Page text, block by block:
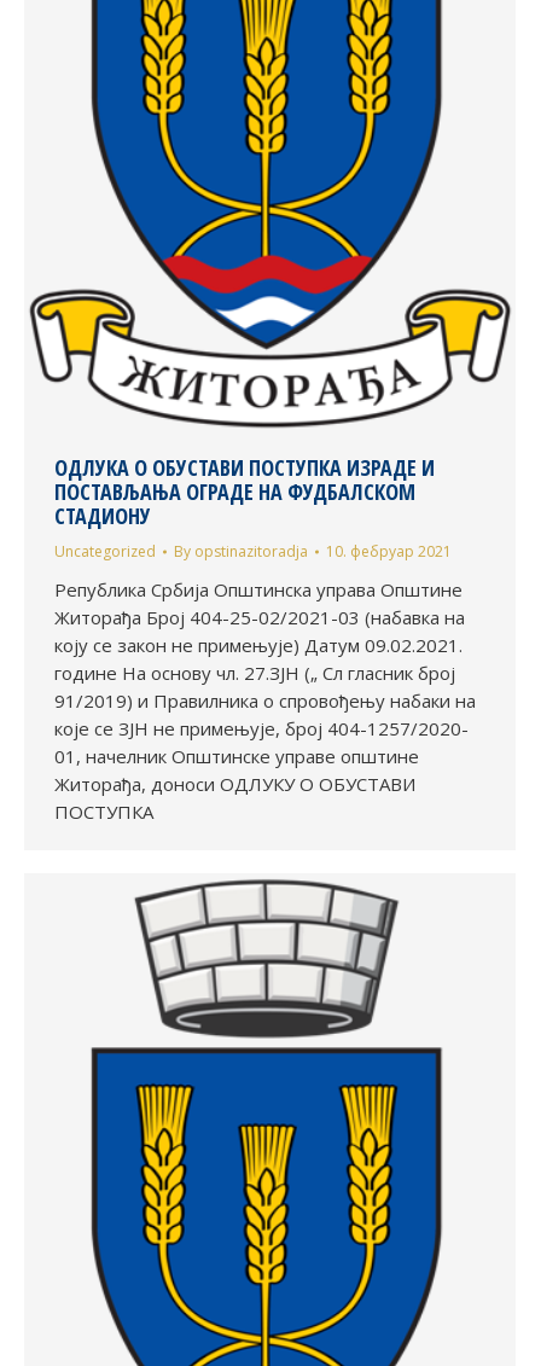
ОДЛУКА О ОБУСТАВИ ПОСТУПКА ИЗРАДЕ И
ПОСТАВЉАЊА ОГРАДЕ НА ФУДБАЛСКОМ
СТАДИОНУ
Uncategorized By opstinazitoradja 10. фебруар 2021
Република Србија Општинска управа Општине
Житорађа Број 404-25-02/2021-03 (набавка на
коју се закон не примењује) Датум 09.02.2021.
године На основу чл. 27.ЗЈН („ Сл гласник број
91/2019) и Правилника о спровођењу набаки на
које се ЗЈН не примењује, број 404-1257/2020-
01, начелник Општинске управе општине
Житорађа, доноси ОДЛУКУ О ОБУСТАВИ
ПОСТУПКА